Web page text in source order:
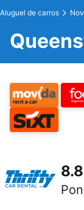
Aluguel de carros
8.8